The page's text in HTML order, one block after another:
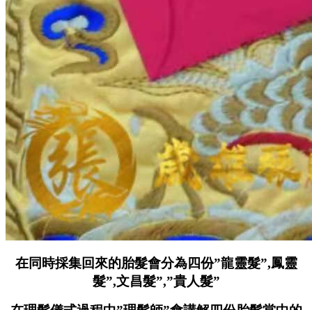
在同時採集回來的胎髮會分為四份”龍靈髮”,鳳靈
髮”,文昌髮”,”貴人髮”